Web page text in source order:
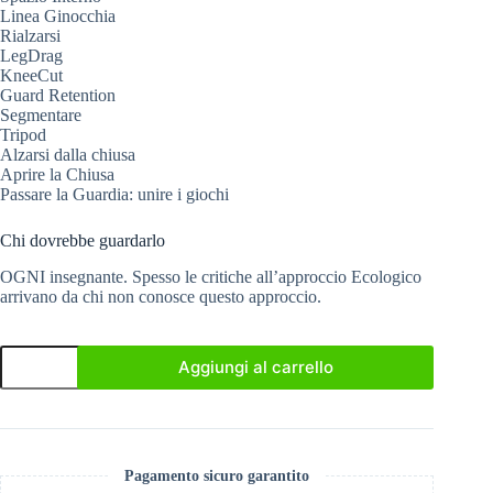
Linea Ginocchia
Rialzarsi
LegDrag
KneeCut
Guard Retention
Segmentare
Tripod
Alzarsi dalla chiusa
Aprire la Chiusa
Passare la Guardia: unire i giochi
Chi dovrebbe guardarlo
OGNI insegnante. Spesso le critiche all’approccio Ecologico
arrivano da chi non conosce questo approccio.
Francesco
-
Led
per
Aggiungi al carrello
Pagamento sicuro garantito